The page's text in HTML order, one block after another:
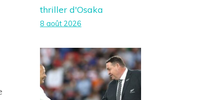
thriller d'Osaka
8 août 2026